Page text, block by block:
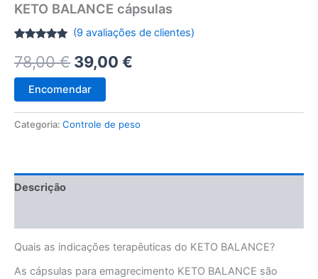
KETO BALANCE cápsulas
com 4.75
em 5 com
base em
classificações
de
(9avaliações de clientes)
78,00€ O
preço
original
39,00 €
atual
Encomendar
Categoria: Controle de peso
Descrição
Quais as indicações terapêuticas do KETO BALANCE?
As cápsulas para emagrecimento KETO BALANCE são